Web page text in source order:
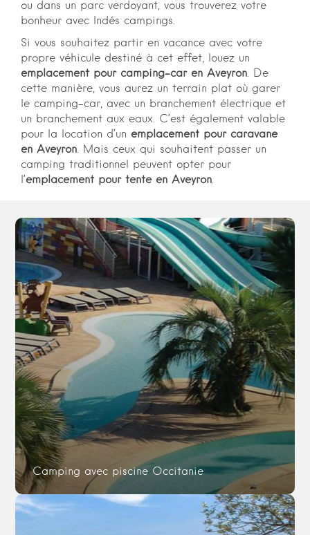
ou dans un parc verdoyant, vous trouverez votre
bonheur avec Indés campings.
Si vous souhaitez partir en vacance avec votre
propre véhicule destiné à cet effet, louez un
emplacement pour camping-car en Aveyron. De
cette manière, vous aurez un terrain plat où garer
le camping-car, avec un branchement électrique et
un branchement aux eaux. C’est également valable
pour la location d’un emplacement pour caravane
en Aveyron. Mais ceux qui souhaitent passer un
camping traditionnel peuvent opter pour
l’emplacement pour tente en Aveyron.
Camping avec piscine Occitanie